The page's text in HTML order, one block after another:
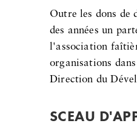
Outre les dons de
des années un
l'association
organisations
Direction du
SCEAU